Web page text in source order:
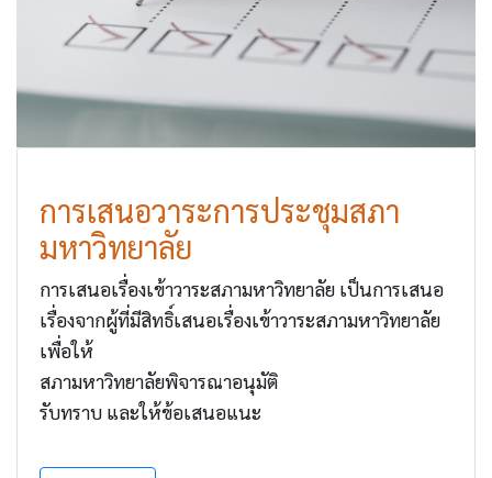
การเสนอวาระการประชุมสภา
มหาวิทยาลัย
การเสนอเรื่องเข้าวาระสภามหาวิทยาลัย เป็นการเสนอ
เรื่องจากผู้ที่มีสิทธิ์เสนอเรื่องเข้าวาระสภามหาวิทยาลัย
เพื่อให้
สภามหาวิทยาลัยพิจารณาอนุมัติ
รับทราบ และให้ข้อเสนอแนะ